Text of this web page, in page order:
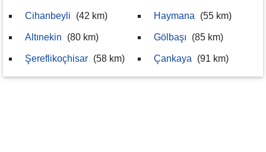
Cihanbeyli (42 km)
Altınekin (80 km)
Şereflikoçhisar (58 km)
Haymana (55 km)
Gölbaşı (85 km)
Çankaya (91 km)